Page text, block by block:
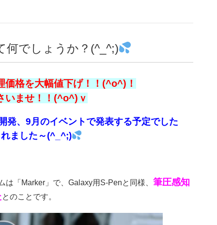
何でしょうか？(^_^;)
価格を大幅値下げ！！(^o^)！
いませ！！(^o^)ｖ
、9月のイベントで発表する予定でした
ました～(^_^;)
「Marker」で、Galaxy用S-Penと同様、 筆圧感知
とのことです。